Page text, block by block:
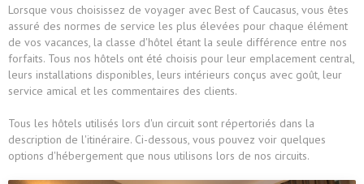
Lorsque vous choisissez de voyager avec Best of Caucasus, vous êtes
assuré des normes de service les plus élevées pour chaque élément
de vos vacances, la classe d'hôtel étant la seule différence entre nos
forfaits. Tous nos hôtels ont été choisis pour leur emplacement central,
leurs installations disponibles, leurs intérieurs conçus avec goût, leur
service amical et les commentaires des clients.
Tous les hôtels utilisés lors d'un circuit sont répertoriés dans la
description de l'itinéraire. Ci-dessous, vous pouvez voir quelques
options d'hébergement que nous utilisons lors de nos circuits.